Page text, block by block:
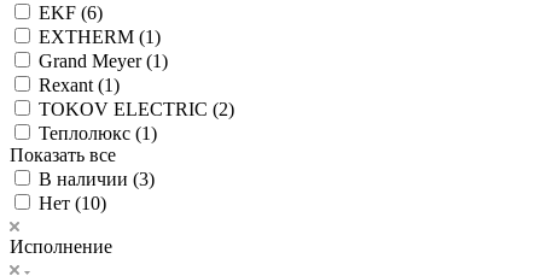
EKF (6)
EXTHERM (1)
Grand Meyer (1)
Rexant (1)
TOKOV ELECTRIC (2)
Теплолюкс (1)
Показать все
В наличии (3)
Нет (10)
Исполнение